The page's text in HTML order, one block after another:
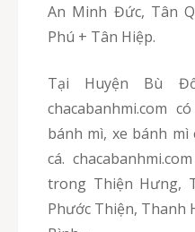
An Minh Đức, Tân
Phú + Tân Hiệp.
Tại Huyện Bù Đốp của Bình Phước,
chacabanhmi.com
bánh mì, xe bánh mì
cá.
trong Thiện Hưng,
Phước Thiện, Thanh